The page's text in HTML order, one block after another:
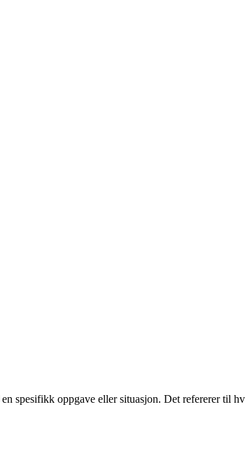
spesifikk oppgave eller situasjon. Det refererer til